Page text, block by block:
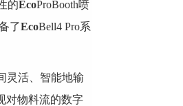
的EcoProBooth喷
了EcoBell4 Pro系
灵活、智能地输
对物料流的数字